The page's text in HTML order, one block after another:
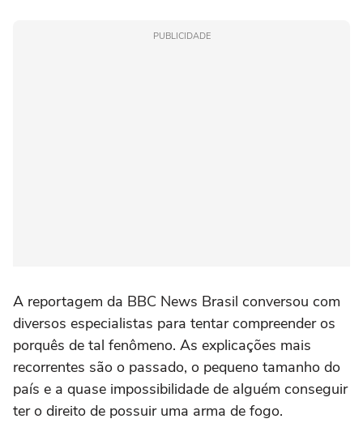
PUBLICIDADE
A reportagem da BBC News Brasil conversou com
diversos especialistas para tentar compreender os
porquês de tal fenômeno. As explicações mais
recorrentes são o passado, o pequeno tamanho do
país e a quase impossibilidade de alguém conseguir
ter o direito de possuir uma arma de fogo.